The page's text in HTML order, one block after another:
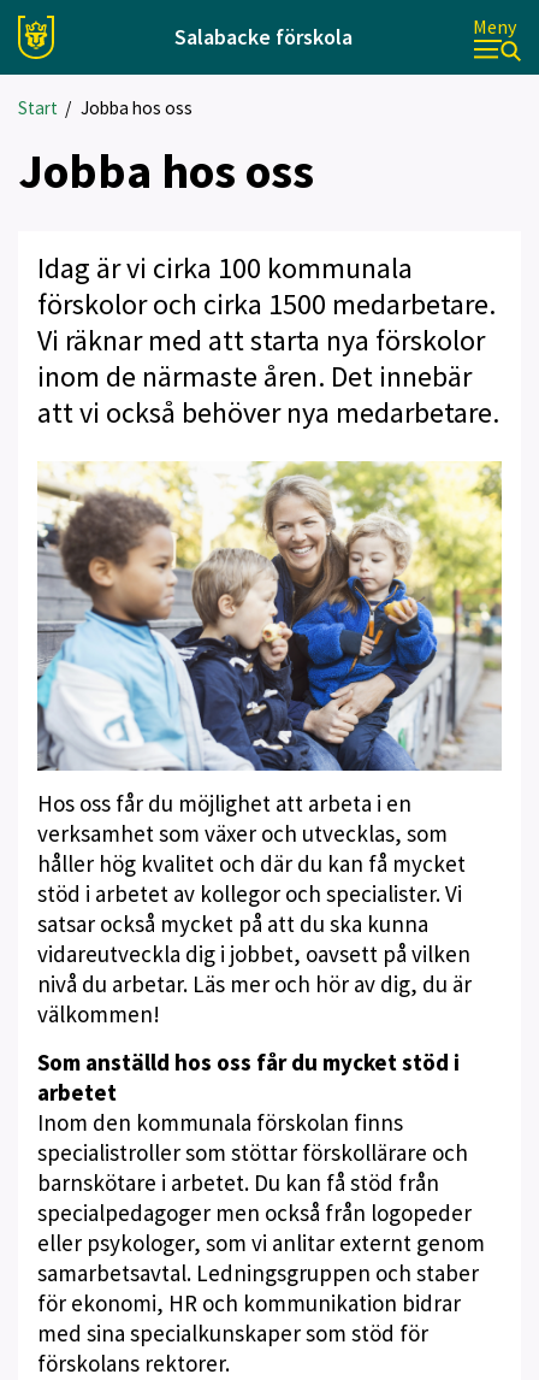
Salabacke förskola Meny
Start / Jobba hos oss
Jobba hos oss
Idag är vi cirka 100 kommunala
förskolor och cirka 1500 medarbetare.
Vi räknar med att starta nya förskolor
inom de närmaste åren. Det innebär
att vi också behöver nya medarbetare.
Hos oss får du möjlighet att arbeta i en
verksamhet som växer och utvecklas, som
håller hög kvalitet och där du kan få mycket
stöd i arbetet av kollegor och specialister. Vi
satsar också mycket på att du ska kunna
vidareutveckla dig i jobbet, oavsett på vilken
nivå du arbetar. Läs mer och hör av dig, du är
välkommen!
Som anställd hos oss får du mycket stöd i
arbetet
Inom den kommunala förskolan finns
specialistroller som stöttar förskollärare och
barnskötare i arbetet. Du kan få stöd från
specialpedagoger men också från logopeder
eller psykologer, som vi anlitar externt genom
samarbetsavtal. Ledningsgruppen och staber
för ekonomi, HR och kommunikation bidrar
med sina specialkunskaper som stöd för
förskolans rektorer.